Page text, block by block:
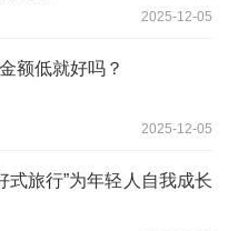
2025-12-05
额低就好吗？
2025-12-05
式旅行”为年轻人自我成长